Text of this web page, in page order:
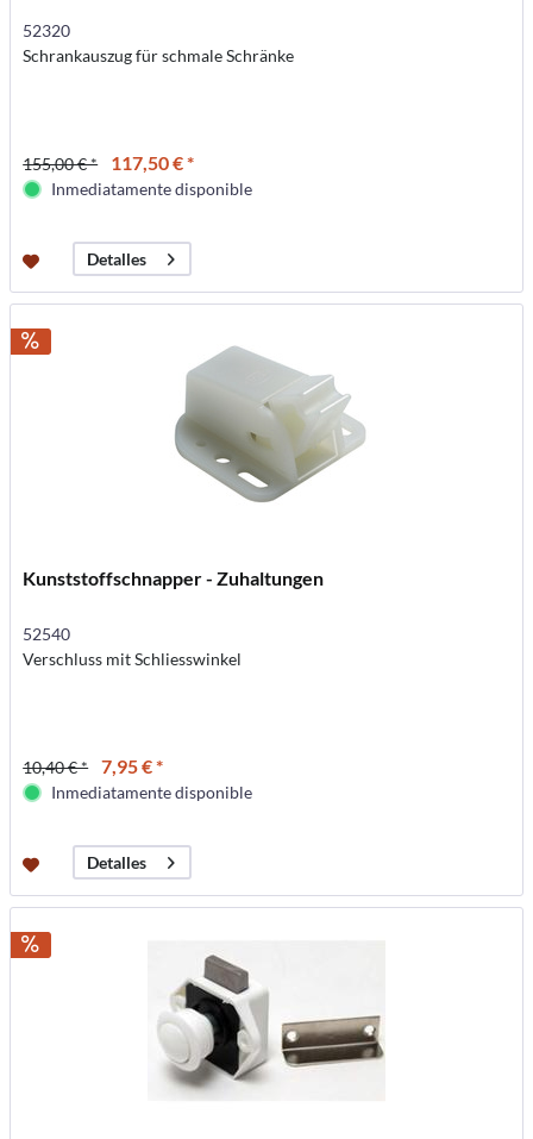
52320
Schrankauszug für schmale Schränke
155,00 € * 117,50 € *
Inmediatamente disponible
Detalles
Kunststoffschnapper - Zuhaltungen
52540
Verschluss mit Schliesswinkel
10,40 € * 7,95 € *
Inmediatamente disponible
Detalles